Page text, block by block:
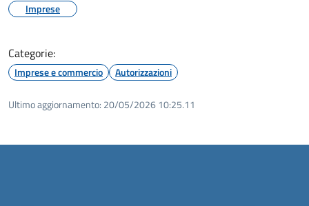
Imprese
Categorie:
Imprese e commercio Autorizzazioni
Ultimo aggiornamento: 20/05/2026 10:25.11